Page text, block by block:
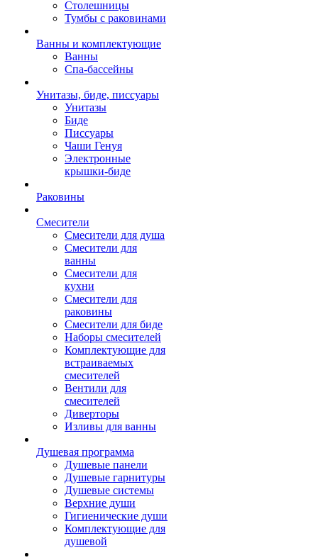
Столешницы
Тумбы с раковинами
Ванны и комплектующие
Ванны
Спа-бассейны
Унитазы, биде, писсуары
Унитазы
Биде
Писсуары
Чаши Генуя
Электронные
крышки-биде
Раковины
Смесители
Смесители для душа
Смесители для
ванны
Смесители для
кухни
Смесители для
раковины
Смесители для биде
Наборы смесителей
Комплектующие для
встраиваемых
смесителей
Вентили для
смесителей
Диверторы
Изливы для ванны
Душевая программа
Душевые панели
Душевые гарнитуры
Душевые системы
Верхние души
Гигиенические души
Комплектующие для
душевой